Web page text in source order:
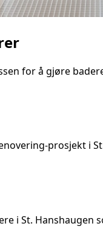
for å gjøre
-prosjekt i
i St. Hanshaugen